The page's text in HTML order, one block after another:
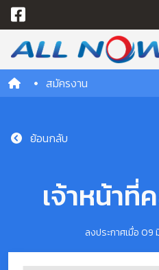
สมัครงาน
ย้อนกลับ
เจ้าหน้าที่
ลงประกาศเมื่อ 09